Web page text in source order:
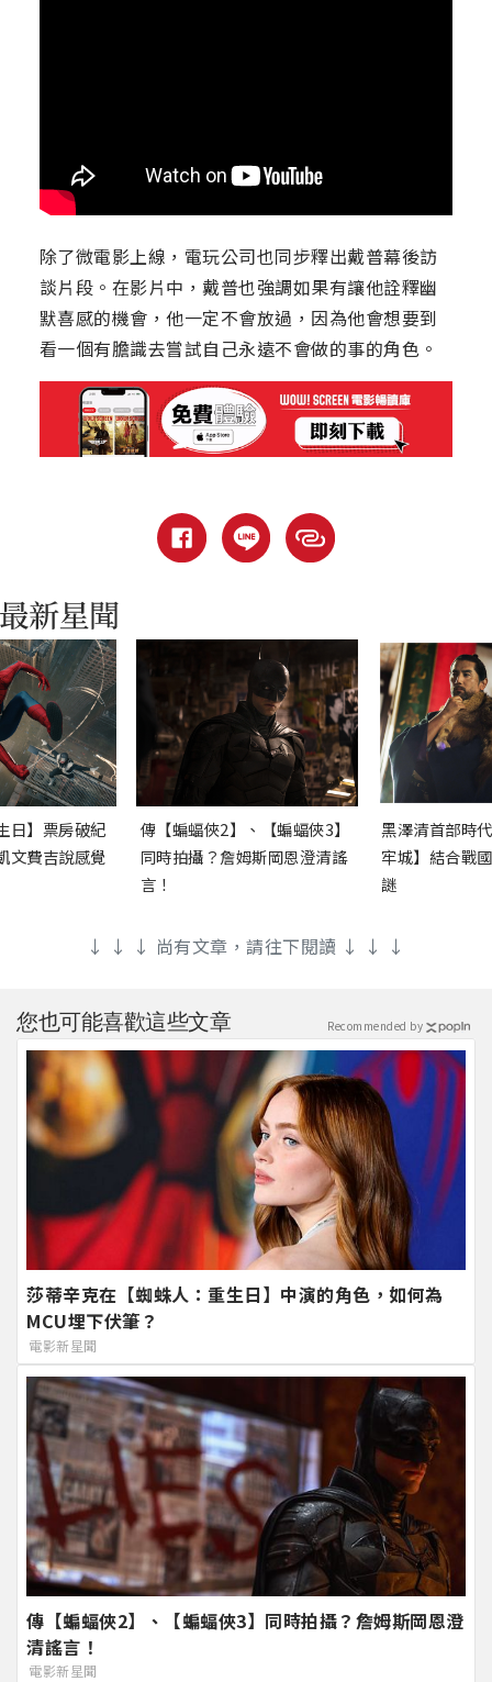
除了微電影上線，電玩公司也同步釋出戴普幕後訪
談片段。在影片中，戴普也強調如果有讓他詮釋幽
默喜感的機會，他一定不會放過，因為他會想要到
看一個有膽識去嘗試自己永遠不會做的事的角色。
日】票房破紀
文費吉說感覺
傳【蝙蝠俠2】、【蝙蝠俠3】
同時拍攝？詹姆斯岡恩澄清謠
言！
黑澤清首部時
牢城】結合戰
謎
↓ ↓ ↓ 尚有文章，請往下閱讀 ↓ ↓ ↓
您也可能喜歡這些文章
莎蒂辛克在【蜘蛛人：重生日】中演的角色，如何為
MCU埋下伏筆？
電影新星聞
傳【蝙蝠俠2】、【蝙蝠俠3】同時拍攝？詹姆斯岡恩澄
清謠言！
電影新星聞
Recommended by